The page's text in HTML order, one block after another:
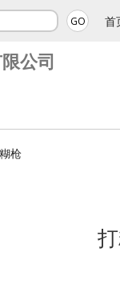
GO 首
公司
枪